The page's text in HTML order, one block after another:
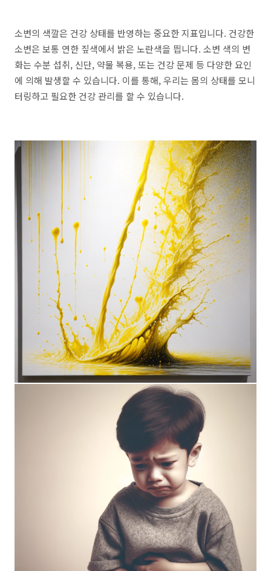
소변의 색깔은 건강 상태를 반영하는 중요한 지표입니다. 건강한
소변은 보통 연한 짚색에서 밝은 노란색을 띕니다. 소변 색의 변
화는 수분 섭취, 신단, 약물 복용, 또는 건강 문제 등 다양한 요인
에 의해 발생할 수 있습니다. 이를 통해, 우리는 몸의 상태를 모니
터링하고 필요한 건강 관리를 할 수 있습니다.